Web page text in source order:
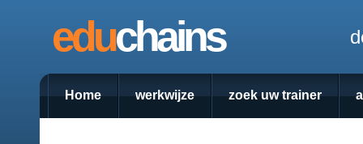
educhains
Home werkwijze zoek uw trainer